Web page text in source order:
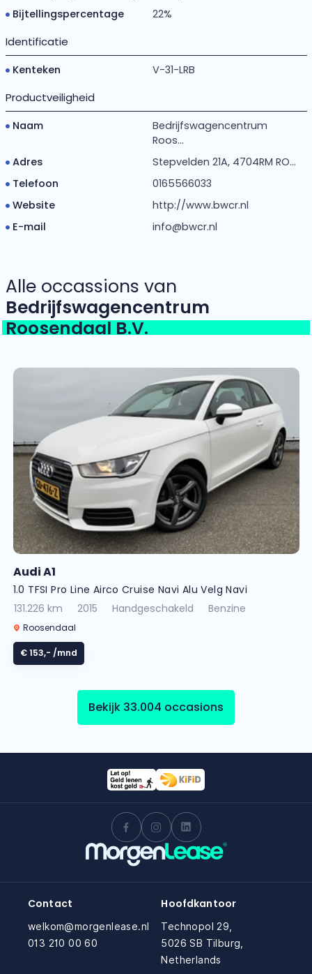
Bijtellingspercentage
22%
Identificatie
Kenteken V-31-LRB
Productveiligheid
Naam
Bedrijfswagencentrum
Roos...
Adres
Stepvelden 21A, 4704RM RO...
Telefoon
0165566033
Website
http://www.bwcr.nl
E-mail
info@bwcr.nl
Alle occassions van
Bedrijfswagencentrum
Roosendaal B.V.
Audi A1
1.0 TFSI Pro Line Airco Cruise Navi Alu Velg Navi
131.226 km
2015 Handgeschakeld Benzine
Roosendaal
€ 153,- /mnd
Bekijk 33.004 occasions
Contact
welkom@morgenlease.nl
013 210 00 60
Hoofdkantoor
Technopol 29,
5026 SB Tilburg,
Netherlands